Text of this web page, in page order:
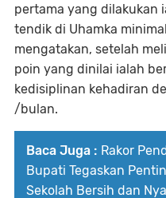
pertama yang dilakukan
tendik di Uhamka
mengatakan, setelah
poin yang dinilai ialah
kedisiplinan kehadiran
/bulan.
Baca Juga : Rakor
Bupati Tegaskan
Sekolah Bersih dan